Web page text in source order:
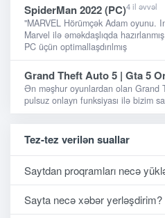
SpiderMan 2022 (PC)4 il əvvəl
"MARVEL Hörümçək Adam oyunu.
Marvel ilə əməkdaşlıqda
PC üçün optimallaşdırılmış
Grand Theft Auto 5 | Gta 5
Ən məşhur oyunlardan olan Grand
pulsuz onlayn funksiyası ilə bizim
Tez-tez verilən suallar
Saytdan proqramları necə
Sayta necə xəbər yerləşdirim?